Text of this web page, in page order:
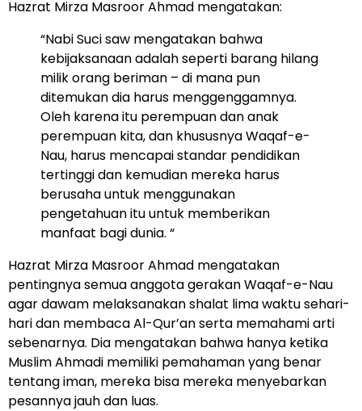
Hazrat Mirza Masroor Ahmad mengatakan:
“Nabi Suci saw mengatakan bahwa
kebijaksanaan adalah seperti barang hilang
milik orang beriman – di mana pun
ditemukan dia harus menggenggamnya.
Oleh karena itu perempuan dan anak
perempuan kita, dan khususnya Waqaf-e-
Nau, harus mencapai standar pendidikan
tertinggi dan kemudian mereka harus
berusaha untuk menggunakan
pengetahuan itu untuk memberikan
manfaat bagi dunia. “
Hazrat Mirza Masroor Ahmad mengatakan
pentingnya semua anggota gerakan Waqaf-e-Nau
agar dawam melaksanakan shalat lima waktu sehari-
hari dan membaca Al-Qur’an serta memahami arti
sebenarnya. Dia mengatakan bahwa hanya ketika
Muslim Ahmadi memiliki pemahaman yang benar
tentang iman, mereka bisa mereka menyebarkan
pesannya jauh dan luas.